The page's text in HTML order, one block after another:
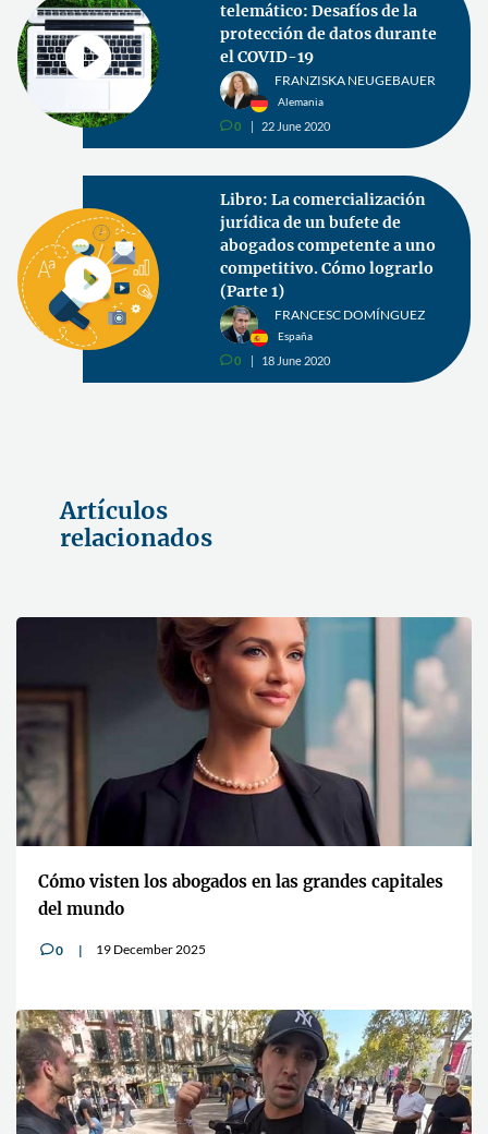
telemático: Desafíos de la
protección de datos durante
el COVID-19
FRANZISKA NEUGEBAUER
Alemania
v0 22 June 2020
Libro: La comercialización
jurídica de un bufete de
abogados competente a uno
competitivo. Cómo lograrlo
(Parte 1)
FRANCESC DOMÍNGUEZ
España
v0 18 June 2020
Artículos
relacionados
Cómo visten los abogados en las grandes capitales
del mundo
v0 19 December 2025